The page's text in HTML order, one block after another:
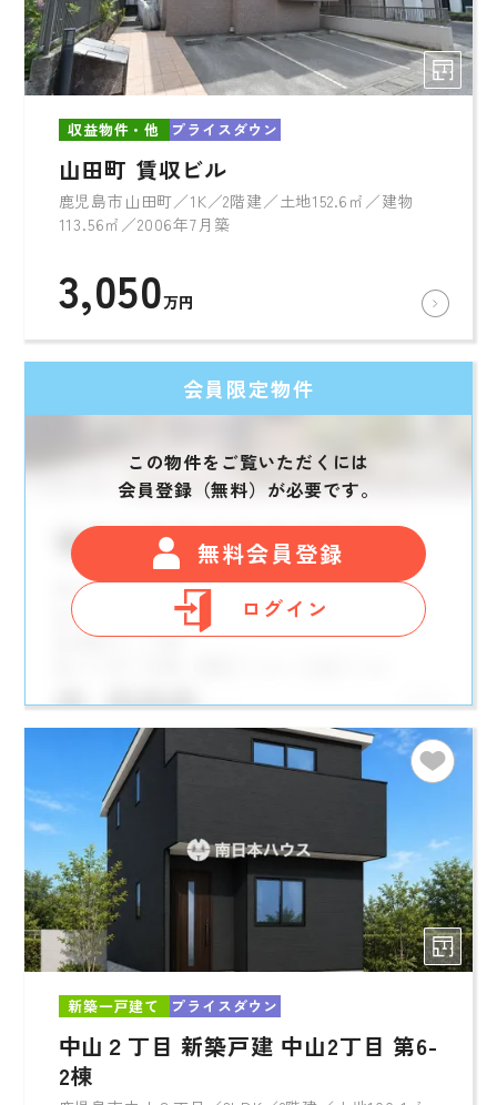
収益物件・他 プライスダウン
山田町 賃収ビル
鹿児島市山田町／1K／2階建／土地152.6㎡／建物
113.56㎡／2006年7月築
3,050万円
会員限定物件
この物件をご覧いただくには
会員登録（無料）が必要です。
無料会員登録
ログイン
新築一戸建て プライスダウン
中山２丁目 新築戸建 中山2丁目 第6-
2棟